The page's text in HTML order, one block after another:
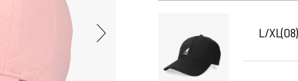
L/XL(08)